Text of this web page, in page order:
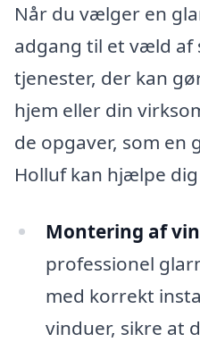
Når du vælger en
adgang til et væld af
tjenester, der kan
hjem eller din
de opgaver, som en
Holluf kan hjælpe
Montering af
professionel
med korrekt
vinduer, sikre at